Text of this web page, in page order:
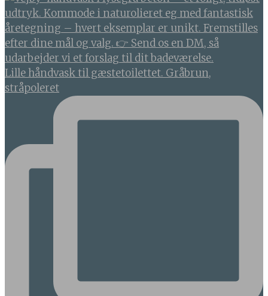
Lille håndvask til gæstetoilettet. Gråbrun,
stråpoleret